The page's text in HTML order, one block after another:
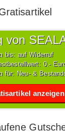
von
bis: auf Widerruf
0,-
für: Neu- &
anzeigen